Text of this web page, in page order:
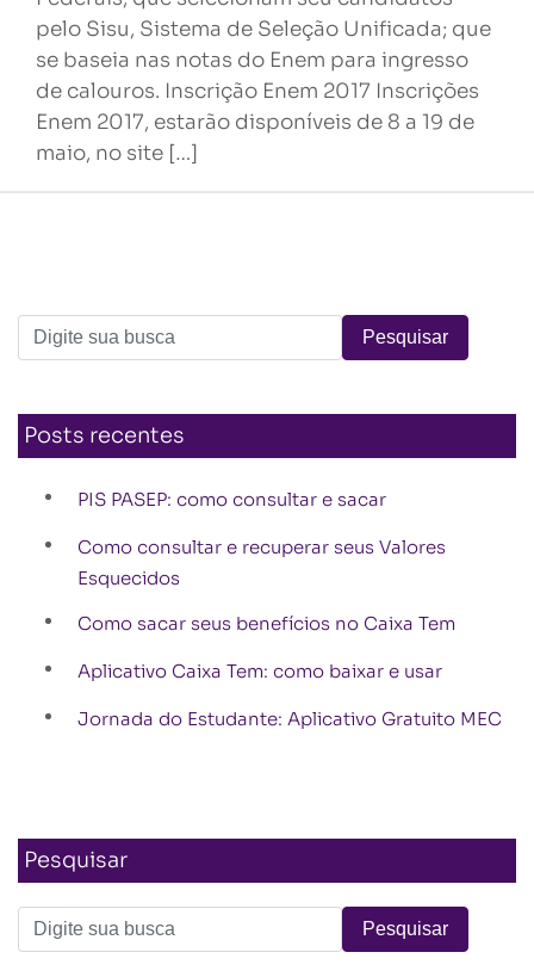
pelo Sisu, Sistema de Seleção Unificada; que
se baseia nas notas do Enem para ingresso
de calouros. Inscrição Enem 2017 Inscrições
Enem 2017, estarão disponíveis de 8 a 19 de
maio, no site […]
Posts recentes
PIS PASEP: como consultar e sacar
Como consultar e recuperar seus Valores
Esquecidos
Como sacar seus benefícios no Caixa Tem
Aplicativo Caixa Tem: como baixar e usar
Jornada do Estudante: Aplicativo Gratuito MEC
Pesquisar